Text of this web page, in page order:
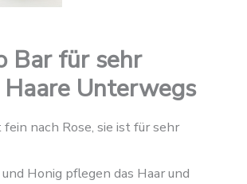
Bar für sehr
Unterwegs
nach Rose, sie ist für sehr
Honig pflegen das Haar und